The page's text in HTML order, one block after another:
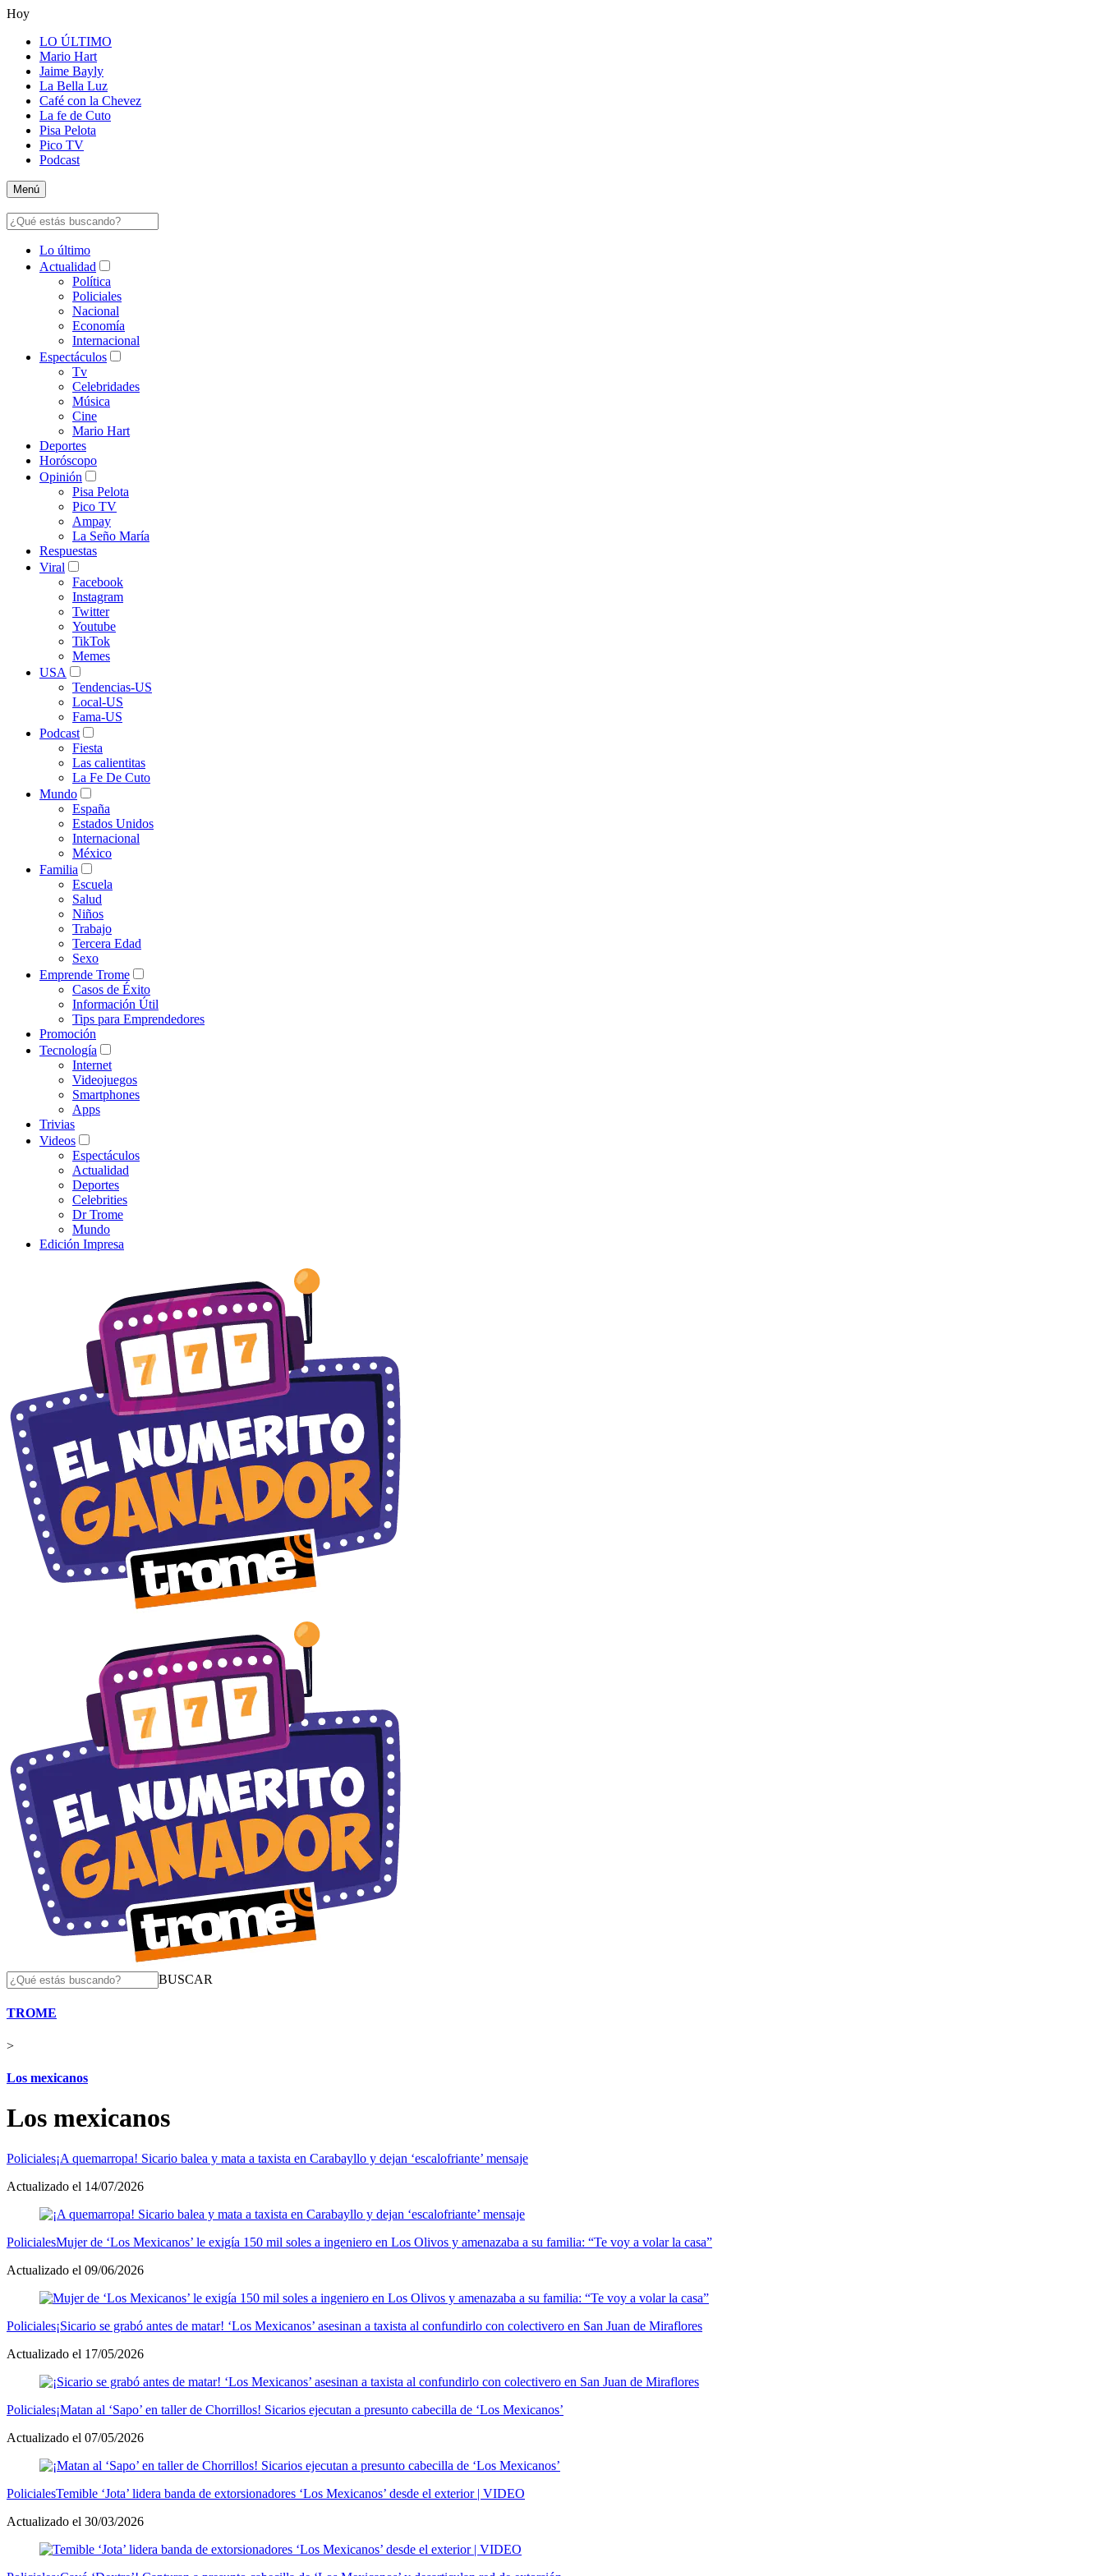
Hoy
LO ÚLTIMO
Mario Hart
Jaime Bayly
La Bella Luz
Café con la Chevez
La fe de Cuto
Pisa Pelota
Pico TV
Podcast
Menú
Lo último
Actualidad
Política
Policiales
Nacional
Economía
Internacional
Espectáculos
Tv
Celebridades
Música
Cine
Mario Hart
Deportes
Horóscopo
Opinión
Pisa Pelota
Pico TV
Ampay
La Seño María
Respuestas
Viral
Facebook
Instagram
Twitter
Youtube
TikTok
Memes
USA
Tendencias-US
Local-US
Fama-US
Podcast
Fiesta
Las calientitas
La Fe De Cuto
Mundo
España
Estados Unidos
Internacional
México
Familia
Escuela
Salud
Niños
Trabajo
Tercera Edad
Sexo
Emprende Trome
Casos de Éxito
Información Útil
Tips para Emprendedores
Promoción
Tecnología
Internet
Videojuegos
Smartphones
Apps
Trivias
Videos
Espectáculos
Actualidad
Deportes
Celebrities
Dr Trome
Mundo
Edición Impresa
BUSCAR
TROME
>
Los mexicanos
Los mexicanos
Policiales¡A quemarropa! Sicario balea y mata a taxista en Carabayllo y dejan ‘escalofriante’ mensaje
Actualizado el 14/07/2026
PolicialesMujer de ‘Los Mexicanos’ le exigía 150 mil soles a ingeniero en Los Olivos y amenazaba a su familia: “Te voy a volar la casa”
Actualizado el 09/06/2026
Policiales¡Sicario se grabó antes de matar! ‘Los Mexicanos’ asesinan a taxista al confundirlo con colectivero en San Juan de Miraflores
Actualizado el 17/05/2026
Policiales¡Matan al ‘Sapo’ en taller de Chorrillos! Sicarios ejecutan a presunto cabecilla de ‘Los Mexicanos’
Actualizado el 07/05/2026
PolicialesTemible ‘Jota’ lidera banda de extorsionadores ‘Los Mexicanos’ desde el exterior | VIDEO
Actualizado el 30/03/2026